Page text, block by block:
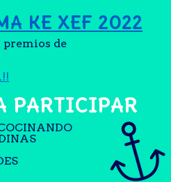
KE XEF 2022
de
PARTICIPAR